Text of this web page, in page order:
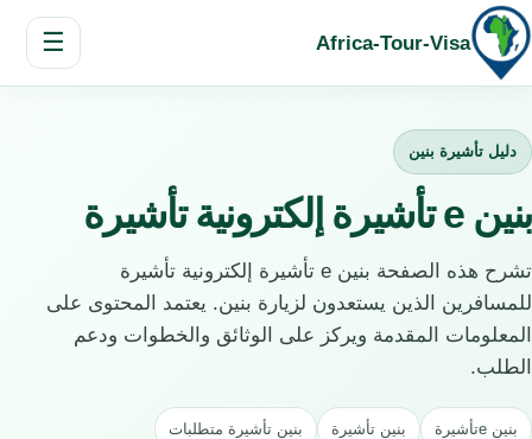
Africa-Tour-Visa
☰
دليل تأشيرة بنين
بنين e تأشيرة إلكترونية تأشيرة
تشرح هذه الصفحة بنين e تأشيرة إلكترونية تأشيرة
للمسافرين الذين يستعدون لزيارة بنين. يعتمد المحتوى على
المعلومات المقدمة ويركز على الوثائق والخطوات ودعم
الطلب.
بنين eتأشيرة بنين تأشيرة بنين تأشيرة متطلبات